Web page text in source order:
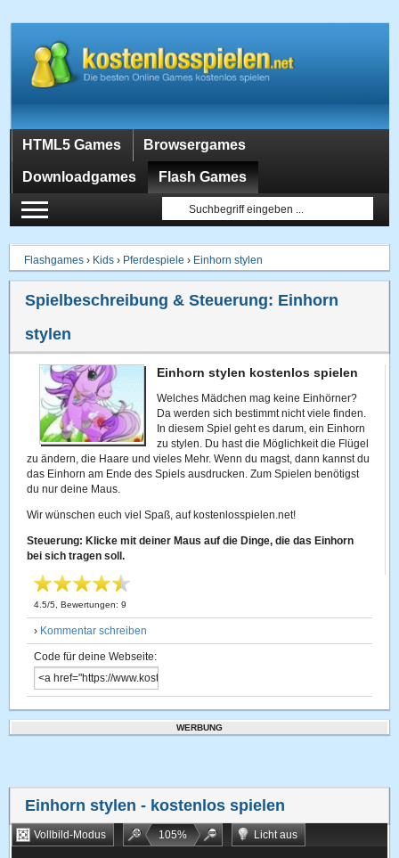
HTML5 Games Browsergames
Downloadgames Flash Games
Flashgames › Kids › Pferdespiele › Einhorn stylen
Spielbeschreibung & Steuerung: Einhorn
stylen
Einhorn stylen kostenlos spielen
Welches Mädchen mag keine Einhörner?
Da werden sich bestimmt nicht viele finden.
In diesem Spiel geht es darum, ein Einhorn
zu stylen. Du hast die Möglichkeit die Flügel
zu ändern, die Haare und vieles Mehr. Wenn du magst, dann kannst du
das Einhorn am Ende des Spiels ausdrucken. Zum Spielen benötigst
du nur deine Maus.
Wir wünschen euch viel Spaß, auf kostenlosspielen.net!
Steuerung: Klicke mit deiner Maus auf die Dinge, die das Einhorn
bei sich tragen soll.
4.5/5 , Bewertungen:9
› Kommentar schreiben
Code für deine Webseite:
WERBUNG
Einhorn stylen - kostenlos spielen
Vollbild-Modus 105%
Licht aus